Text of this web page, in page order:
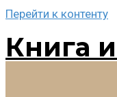
Перейти к контенту
Книга